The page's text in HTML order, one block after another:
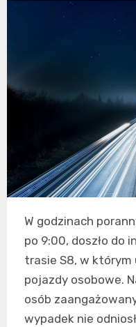
W godzinach
po 9:00, doszło do
trasie S8, w którym
pojazdy osobowe.
osób
wypadek nie